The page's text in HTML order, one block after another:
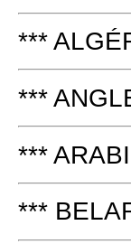
***
***
***
***